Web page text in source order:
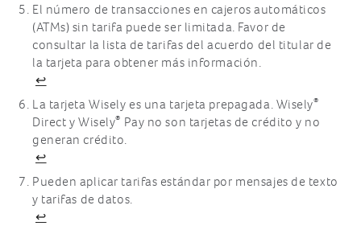
El número de transacciones en cajeros automáticos
(ATMs) sin tarifa puede ser limitada. Favor de
consultar la lista de tarifas del acuerdo del titular de
la tarjeta para obtener más información.
↩
La tarjeta Wisely es una tarjeta prepagada. Wisely®
Direct y Wisely® Pay no son tarjetas de crédito y no
generan crédito.
↩
Pueden aplicar tarifas estándar por mensajes de texto
y tarifas de datos.
↩